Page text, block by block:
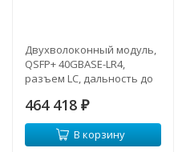
Двухволоконный модуль,
QSFP+ 40GBASE-LR4,
разъем LC, дальность до
464 418 ₽
В корзину